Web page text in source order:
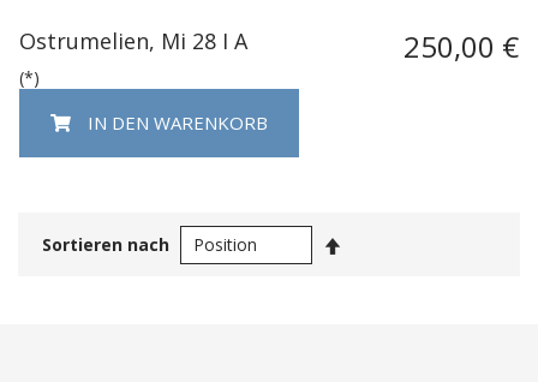
Ostrumelien, Mi 28 I A 250,00 €
(*)
IN DEN WARENKORB
Sortieren nach